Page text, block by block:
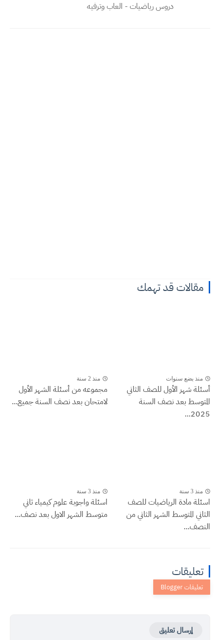
دروس رياضيات - العاب وترفيه
مقالات قد تهمك
منذ بضع سنوات
أسئلة شهر الأول للصف الثاني
المتوسط بعد نصف السنة
2025...
منذ 2 سنة
مجموعه من أسئلة الشهر الأول
لامتحان بعد نصف السنة جميع...
منذ 3 سنة
اسئلة مادة الرياضيات للصف
الثاني المتوسط الشهر الثاني من
النصف...
منذ 3 سنة
اسئلة واجوبة علوم كيمياء ثاني
متوسط الشهر الاول بعد نصف...
تعليقات
إرسال تعليق